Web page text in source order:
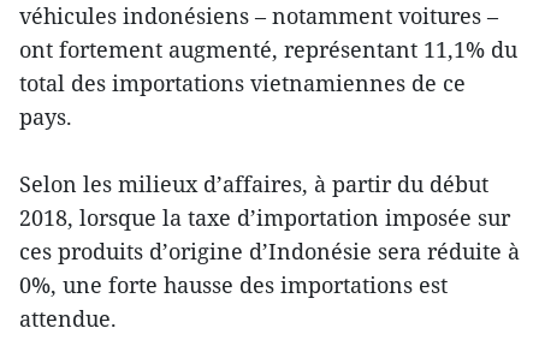
véhicules indonésiens – notamment voitures –
ont fortement augmenté, représentant 11,1% du
total des importations vietnamiennes de ce
pays.
Selon les milieux d’affaires, à partir du début
2018, lorsque la taxe d’importation imposée sur
ces produits d’origine d’Indonésie sera réduite à
0%, une forte hausse des importations est
attendue.